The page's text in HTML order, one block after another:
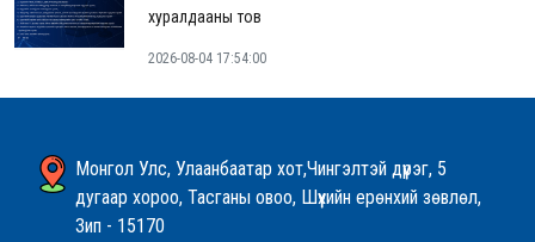
хуралдааны тов
2026-08-04 17:54:00
Монгол Улс, Улаанбаатар хот,Чингэлтэй дүүрэг, 5
дугаар хороо, Тасганы овоо, Шүүхийн ерөнхий зөвлөл,
Зип - 15170